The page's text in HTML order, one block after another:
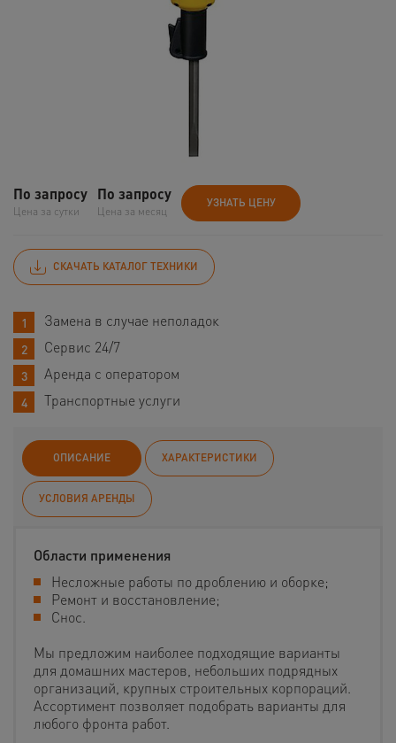
По запросу
Цена за сутки
По запросу
Цена за месяц
УЗНАТЬ ЦЕНУ
СКАЧАТЬ КАТАЛОГ ТЕХНИКИ
Замена в случае неполадок
Сервис 24/7
Аренда с оператором
Транспортные услуги
ОПИСАНИЕ ХАРАКТЕРИСТИКИ
УСЛОВИЯ АРЕНДЫ
Области применения
Несложные работы по дроблению и оборке;
Ремонт и восстановление;
Снос.
Мы предложим наиболее подходящие варианты
для домашних мастеров, небольших подрядных
организаций, крупных строительных корпораций.
Ассортимент позволяет подобрать варианты для
любого фронта работ.